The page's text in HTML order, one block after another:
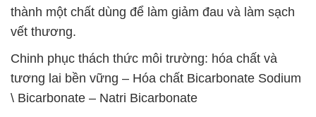
thành một chất dùng để làm giảm đau và làm sạch
vết thương.
Chinh phục thách thức môi trường: hóa chất và
tương lai bền vững – Hóa chất Bicarbonate Sodium
\ Bicarbonate – Natri Bicarbonate